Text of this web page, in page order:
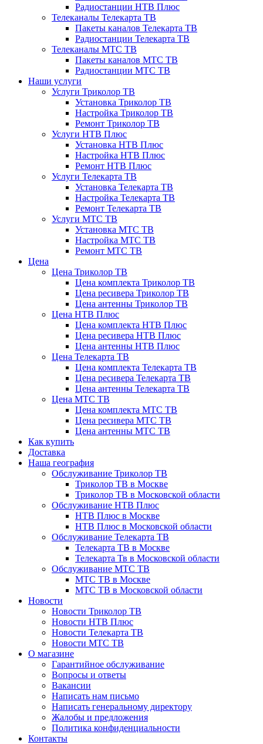
Радиостанции НТВ Плюс
Телеканалы Телекарта ТВ
Пакеты каналов Телекарта ТВ
Радиостанции Телекарта ТВ
Телеканалы МТС ТВ
Пакеты каналов МТС ТВ
Радиостанции МТС ТВ
Наши услуги
Услуги Триколор ТВ
Установка Триколор ТВ
Настройка Триколор ТВ
Ремонт Триколор ТВ
Услуги НТВ Плюс
Установка НТВ Плюс
Настройка НТВ Плюс
Ремонт НТВ Плюс
Услуги Телекарта ТВ
Установка Телекарта ТВ
Настройка Телекарта ТВ
Ремонт Телекарта ТВ
Услуги МТС ТВ
Установка МТС ТВ
Настройка МТС ТВ
Ремонт МТС ТВ
Цена
Цена Триколор ТВ
Цена комплекта Триколор ТВ
Цена ресивера Триколор ТВ
Цена антенны Триколор ТВ
Цена НТВ Плюс
Цена комплекта НТВ Плюс
Цена ресивера НТВ Плюс
Цена антенны НТВ Плюс
Цена Телекарта ТВ
Цена комплекта Телекарта ТВ
Цена ресивера Телекарта ТВ
Цена антенны Телекарта ТВ
Цена МТС ТВ
Цена комплекта МТС ТВ
Цена ресивера МТС ТВ
Цена антенны МТС ТВ
Как купить
Доставка
Наша география
Обслуживание Триколор ТВ
Триколор ТВ в Москве
Триколор ТВ в Московской области
Обслуживание НТВ Плюс
НТВ Плюс в Москве
НТВ Плюс в Московской области
Обслуживание Телекарта ТВ
Телекарта ТВ в Москве
Телекарта Тв в Московской области
Обслуживание МТС ТВ
МТС ТВ в Москве
МТС ТВ в Московской области
Новости
Новости Триколор ТВ
Новости НТВ Плюс
Новости Телекарта ТВ
Новости МТС ТВ
О магазине
Гарантийное обслуживание
Вопросы и ответы
Вакансии
Написать нам письмо
Написать генеральному директору
Жалобы и предложения
Политика конфиденциальности
Контакты